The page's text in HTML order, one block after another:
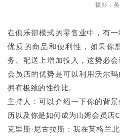
摄影：
在俱乐部模式的零售业中，有
优质的商品和便利性，如果你
务、配送上增加投入，这势必
会员店的优势是可以利用沃尔
拥有极致的性价比。
主持人：可以介绍一下你的背
历以及你是如何成为山姆会员店
克里斯·尼古拉斯：我在英格兰